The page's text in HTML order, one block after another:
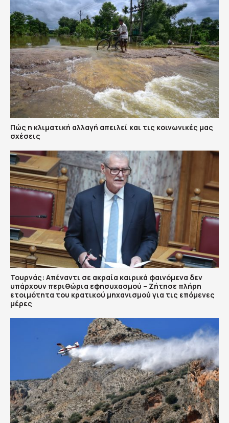
Πώς η κλιματική αλλαγή απειλεί και τις κοινωνικές μας
σχέσεις
Τουρνάς: Απέναντι σε ακραία καιρικά φαινόμενα δεν
υπάρχουν περιθώρια εφησυχασμού – Ζήτησε πλήρη
ετοιμότητα του κρατικού μηχανισμού για τις επόμενες
μέρες